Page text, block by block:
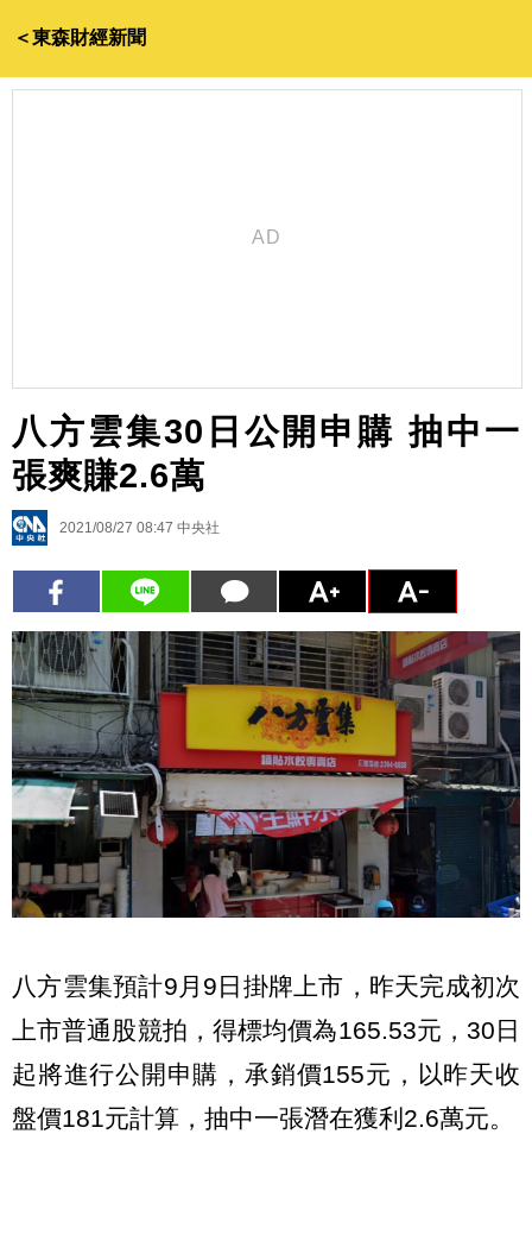
＜東森財經新聞
八方雲集30日公開申購 抽中一
張爽賺2.6萬
2021/08/27 08:47 中央社
八方雲集預計9月9日掛牌上市，昨天完成初次
上市普通股競拍，得標均價為165.53元，30日
起將進行公開申購，承銷價155元，以昨天收
盤價181元計算，抽中一張潛在獲利2.6萬元。